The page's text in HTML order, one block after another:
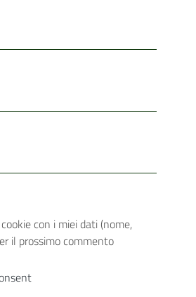
con i miei dati (nome,
il prossimo commento